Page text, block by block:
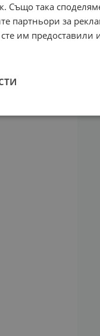
Също така
партньори за
им